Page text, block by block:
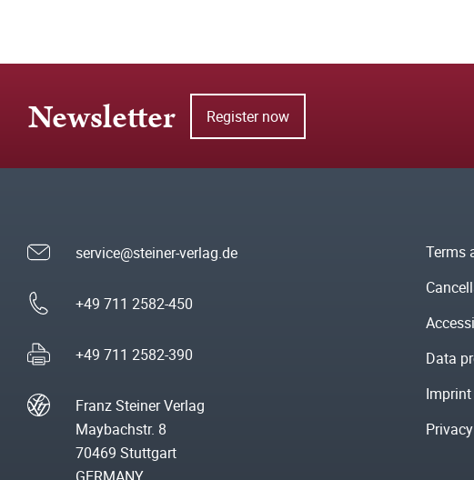
Newsletter Register now
service@steiner-verlag.de
+49 711 2582-450
+49 711 2582-390
Franz Steiner Verlag
Maybachstr. 8
70469 Stuttgart
Terms
Data
Imprint